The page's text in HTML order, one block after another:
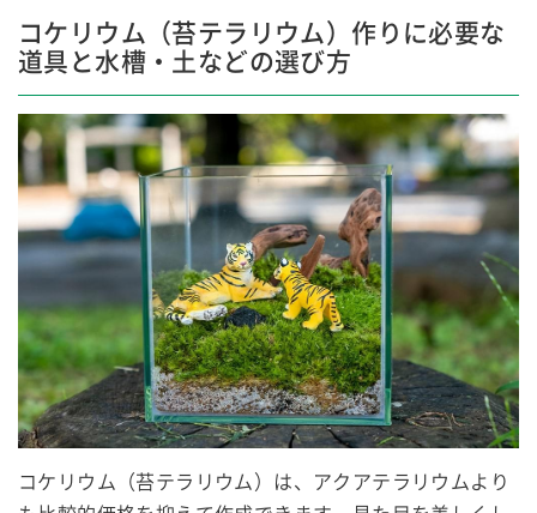
コケリウム（苔テラリウム）作りに必要な
道具と水槽・土などの選び方
コケリウム（苔テラリウム）は、アクアテラリウムより